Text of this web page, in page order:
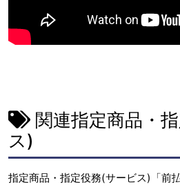
関連指定商品・
ス)
指定商品・指定役務(サービス)「前